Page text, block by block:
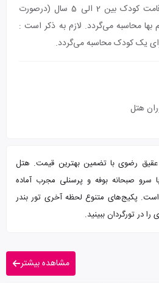
می‌باشد و بازه سنی برای اقامت کودک بین 2 الی 5 سال (درصورت
محاسبه می‌گردد. لازم به ذکر است :
برای یک کودک محاسبه می‌گردد.
هتل
رضوی با تضمین بهترین قیمت. هتل
همراه با سرو صبحانه بوفه و پرسنلی مجرب آماده
است. پکیج‌های متنوع لحظه آخری تور بندر
در تورگردان ببینید.
مشاهده بیشتر